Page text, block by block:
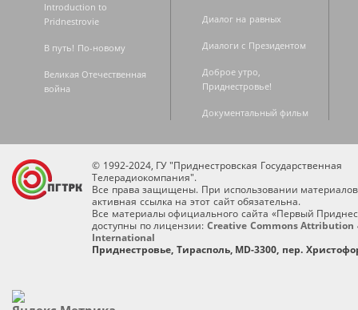
Introduction to
Pridnestrovie
В путь! По-новому
Великая Отечественная
война
Диалог на равных
Диалоги с Президентом
Доброе утро,
Приднестровье!
Документальный фильм
© 1992-2024, ГУ "Приднестровская Государственная
Телерадиокомпания".
Все права защищены. При использовании
активная ссылка на этот сайт обязательна.
Все материалы официального сайта «Первый
доступны по лицензии: Creative Commons Attribution
International
Приднестровье, Тирасполь, MD-3300, пер.